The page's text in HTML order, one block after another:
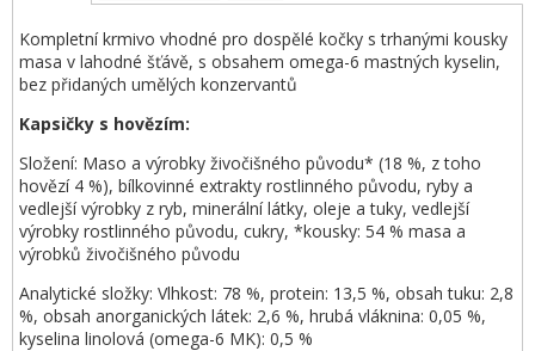
Kompletní krmivo vhodné pro dospělé kočky s trhanými kousky
masa v lahodné šťávě, s obsahem omega-6 mastných kyselin,
bez přidaných umělých konzervantů
Kapsičky s hovězím:
Složení: Maso a výrobky živočišného původu* (18 %, z toho
hovězí 4 %), bílkovinné extrakty rostlinného původu, ryby a
vedlejší výrobky z ryb, minerální látky, oleje a tuky, vedlejší
výrobky rostlinného původu, cukry, *kousky: 54 % masa a
výrobků živočišného původu
Analytické složky: Vlhkost: 78 %, protein: 13,5 %, obsah tuku: 2,8
%, obsah anorganických látek: 2,6 %, hrubá vláknina: 0,05 %,
kyselina linolová (omega-6 MK): 0,5 %